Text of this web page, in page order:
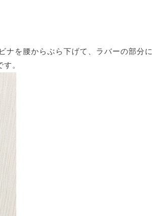
ナを腰からぶら下げて、ラバーの部分に
。